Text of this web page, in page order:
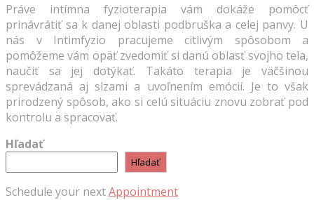
Práve intímna fyzioterapia vám dokáže pomôcť
prinávrátiť sa k danej oblasti podbruška a celej panvy. U
nás v Intimfyzio pracujeme citlivým spôsobom a
pomôžeme vám opäť zvedomiť si danú oblasť svojho tela,
naučiť sa jej dotýkať. Takáto terapia je väčšinou
sprevádzaná aj slzami a uvoľnením emócií. Je to však
prirodzený spôsob, ako si celú situáciu znovu zobrať pod
kontrolu a spracovať.
Hľadať
Hľadať
Schedule your nextAppointment